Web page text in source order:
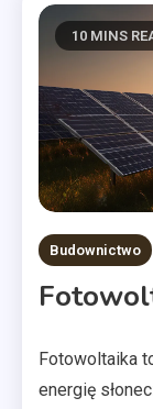
10 MINS
Budownictwo
Fotowoltaika
energię